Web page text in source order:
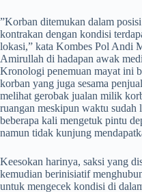
​”Korban ditemukan dalam
kontrakan dengan kondisi
lokasi,” kata Kombes Pol Andi
Amirullah di hadapan awak
Kronologi penemuan mayat ini
korban yang juga sesama
melihat gerobak jualan milik
ruangan meskipun waktu sudah
beberapa kali mengetuk pintu
namun tidak kunjung
​Keesokan harinya, saksi yang
kemudian berinisiatif
untuk mengecek kondisi di